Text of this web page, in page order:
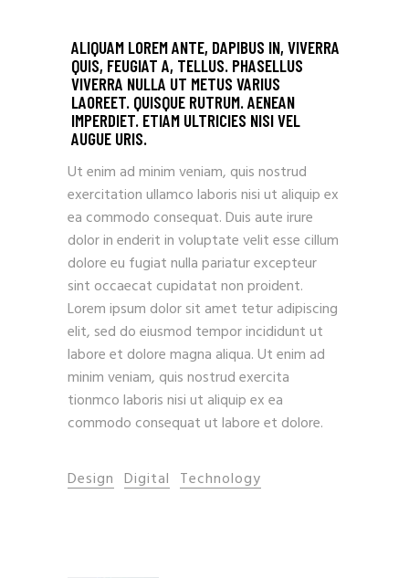
ALIQUAM LOREM ANTE, DAPIBUS IN, VIVERRA
QUIS, FEUGIAT A, TELLUS. PHASELLUS
VIVERRA NULLA UT METUS VARIUS
LAOREET. QUISQUE RUTRUM. AENEAN
IMPERDIET. ETIAM ULTRICIES NISI VEL
AUGUE URIS.
Ut enim ad minim veniam, quis nostrud
exercitation ullamco laboris nisi ut aliquip ex
ea commodo consequat. Duis aute irure
dolor in enderit in voluptate velit esse cillum
dolore eu fugiat nulla pariatur excepteur
sint occaecat cupidatat non proident.
Lorem ipsum dolor sit amet tetur adipiscing
elit, sed do eiusmod tempor incididunt ut
labore et dolore magna aliqua. Ut enim ad
minim veniam, quis nostrud exercita
tionmco laboris nisi ut aliquip ex ea
commodo consequat ut labore et dolore.
Design Digital Technology